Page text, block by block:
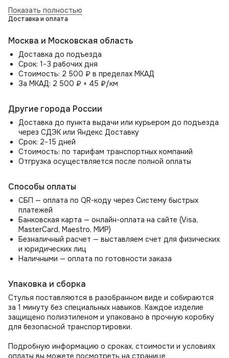
нахождения в нём и здоровье в целом.
Оптимальное кресло позволит, когда вы садитесь в него,
почувствовать приятную мягкость, а полностью усевшись,
ощутить небольшое выталкивание. Основная конструкция
идеального кресла — это надёжный каркас, качественный
наполнитель и прочный обивочный материал.
Мягкий стул для дома Boss с эргономической спинкой,
с комфортом часами, сохраняя при этом здоровую
осанку. Удобные подлокотники полукресла Boss (Босс)
обеспечат превосходную поддержку для ваших рук,
снимут нагрузку с плеч и шеи, позволяя вам полностью
расслабиться или сосредоточиться на своих задачах.
материалы
Прочные металлический каркас мягкого стула со спинкой
Boss (Босс) покрыты гипоаллергенными материалами,
включая холлофайбер, поролон и ткань велюр антикоготь.
Роскошная обивка из велюра создает невероятный уют
и мягкость. Благодаря высокой износостойкости, стул
идеально подходит для семей с детьми и домашними
животными, а также ресторанов и кафе.
Стулья на кухню, кафе, ресторан
Могут служить как дизайнерские стулья на кухню
и дополнением к обеденному столу, в том числе для кафе
и ресторанов.
Комплект стульев для гостиной или прихожей
Организуйте удобное место для отдыха и бесед
Показать полностью
Доставка и оплата
Москва и Московская область
Доставка до подъезда
Срок: 1−3 рабочих дня
Стоимость: 2 500 ₽ в пределах МКАД
За МКАД: 2 500 ₽ + 45 ₽/км
Другие города России
Доставка до пункта выдачи или курьером до подъезда
через СДЭК или Яндекс Доставку
Срок: 2−15 дней
Стоимость: по тарифам транспортных компаний
Отгрузка осуществляется после полной оплаты
Способы оплаты
СБП — оплата по QR-коду через Систему быстрых
платежей
Банковская карта — онлайн-оплата на сайте (Visa,
MasterCard, Maestro, МИР)
Безналичный расчет — выставляем счет для физических
и юридических лиц
Наличными — оплата по готовности заказа
Упаковка и сборка
Стулья поставляются в разобранном виде и собираются
за 1 минуту без специальных навыков. Каждое изделие
защищено полиэтиленом и упаковано в прочную коробку
для безопасной транспортировки.
Подробную информацию о сроках, стоимости и условиях
оплаты вы можете посмотреть на странице